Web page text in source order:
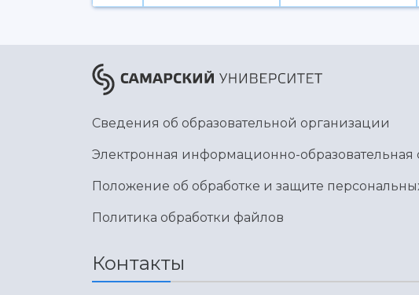
Сведения об образовательной организации
Электронная информационно-образовательная
Положение об обработке и защите
Политика обработки файлов
Контакты